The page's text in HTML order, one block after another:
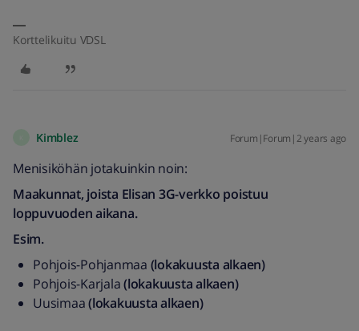
Korttelikuitu VDSL
Kimblez Forum|Forum|2 years ago
Menisiköhän jotakuinkin noin:
Maakunnat, joista Elisan 3G-verkko poistuu
loppuvuoden aikana.
Esim.
Pohjois-Pohjanmaa (lokakuusta alkaen)
Pohjois-Karjala(lokakuusta alkaen)
Uusimaa(lokakuusta alkaen)